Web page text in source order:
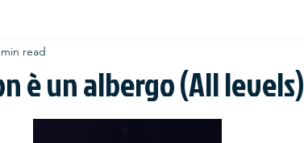
è un albergo (All levels)
read